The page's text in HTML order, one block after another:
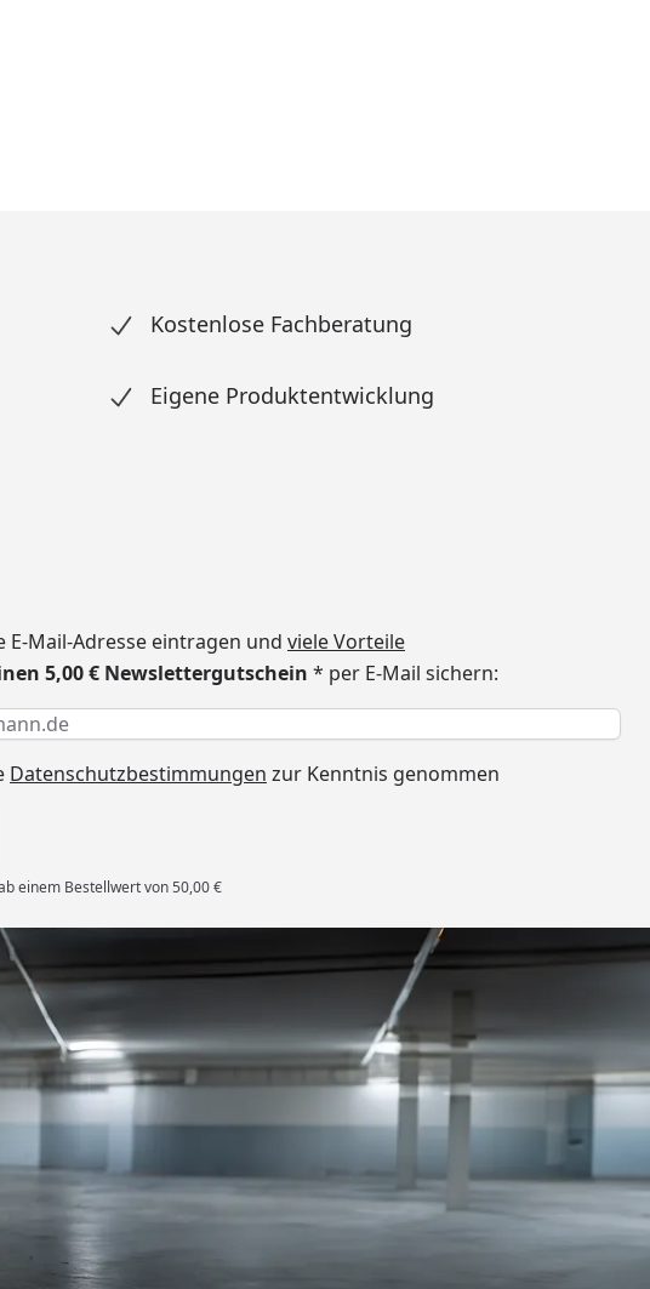
Kostenlose Fachberatung
Eigene Produktentwicklung
E-Mail-Adresse eintragen und viele Vorteile
5,00 € Newslettergutschein * per E-Mail sichern:
Datenschutzbestimmungen zur Kenntnis genommen
einem Bestellwert von 50,00 €